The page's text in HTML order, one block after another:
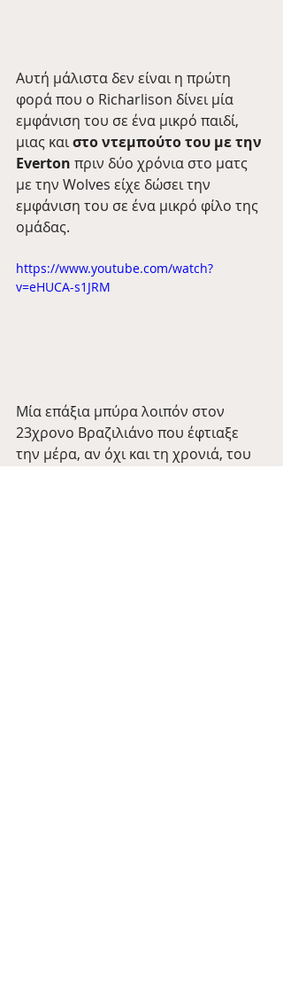
Αυτή μάλιστα δεν είναι η πρώτη
φορά που ο Richarlison δίνει μία
εμφάνιση του σε ένα μικρό παιδί,
μιας και στο ντεμπούτο του με την
Everton πριν δύο χρόνια στο ματς
με την Wolves είχε δώσει την
εμφάνιση του σε ένα μικρό φίλο της
ομάδας.
https://www.youtube.com/watch?
v=eHUCA-s1JRM
Μία επάξια μπύρα λοιπόν στον
23χρονο Βραζιλιάνο που έφτιαξε
την μέρα, αν όχι και τη χρονιά, του